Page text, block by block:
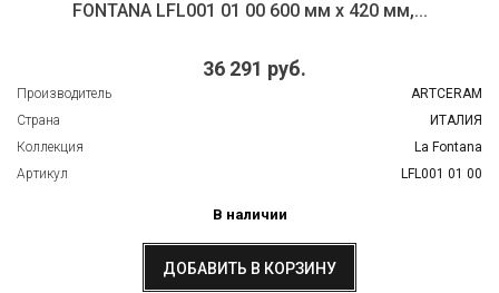
FONTANA LFL001 01 00 600 мм х 420 мм,...
36 291 руб.
Производитель
ARTCERAM
Страна
ИТАЛИЯ
Коллекция
La Fontana
Артикул
LFL001 01 00
В наличии
ДОБАВИТЬ В КОРЗИНУ